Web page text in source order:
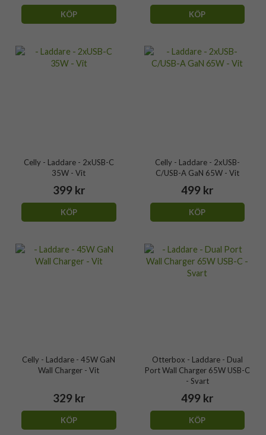
KÖP KÖP
Celly - Laddare - 2xUSB-C
35W - Vit
399 kr
KÖP
Celly - Laddare - 2xUSB-
C/USB-A GaN 65W - Vit
499 kr
KÖP
Celly - Laddare - 45W GaN
Wall Charger - Vit
329 kr
KÖP
Otterbox - Laddare - Dual
Port Wall Charger 65W USB-C
- Svart
499 kr
KÖP